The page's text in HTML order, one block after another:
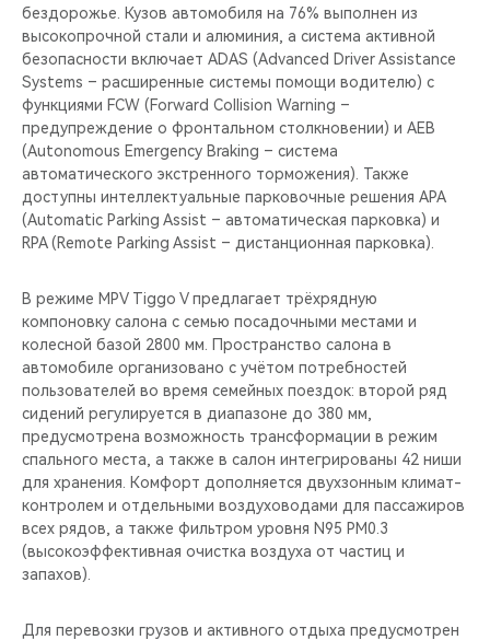
бездорожье. Кузов автомобиля на 76% выполнен из
высокопрочной стали и алюминия, а система активной
безопасности включает ADAS (Advanced Driver Assistance
Systems – расширенные системы помощи водителю) с
функциями FCW (Forward Collision Warning –
предупреждение о фронтальном столкновении) и AEB
(Autonomous Emergency Braking – система
автоматического экстренного торможения). Также
доступны интеллектуальные парковочные решения APA
(Automatic Parking Assist – автоматическая парковка) и
RPA (Remote Parking Assist – дистанционная парковка).
В режиме MPV Tiggo V предлагает трёхрядную
компоновку салона с семью посадочными местами и
колесной базой 2800 мм. Пространство салона в
автомобиле организовано с учётом потребностей
пользователей во время семейных поездок: второй ряд
сидений регулируется в диапазоне до 380 мм,
предусмотрена возможность трансформации в режим
спального места, а также в салон интегрированы 42 ниши
для хранения. Комфорт дополняется двухзонным климат-
контролем и отдельными воздуховодами для пассажиров
всех рядов, а также фильтром уровня N95 PM0.3
(высокоэффективная очистка воздуха от частиц и
запахов).
Для перевозки грузов и активного отдыха предусмотрен